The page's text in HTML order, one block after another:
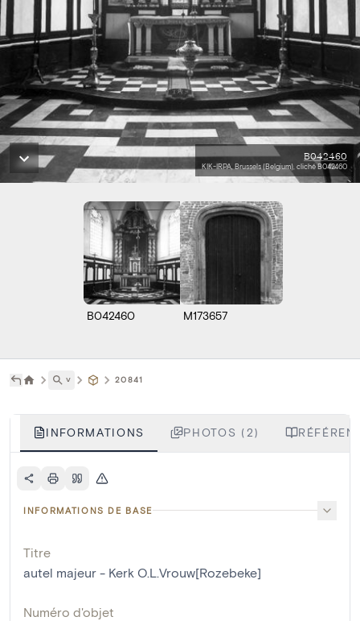
B042460
KIK-IRPA, Brussels (Belgium), cliché B042460
B042460 M173657
˅ 20841
INFORMATIONS PHOTOS (2)
INFORMATIONS DE BASE
Titre
autel majeur - Kerk O.L.Vrouw[Rozebeke]
Numéro d'objet